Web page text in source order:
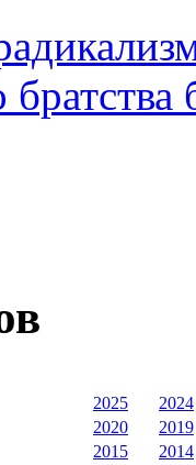
братства
2025
2024
2020
2019
2015
2014